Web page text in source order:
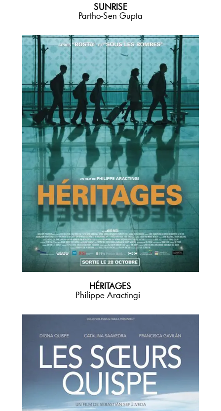
SUNRISE
Partho-Sen Gupta
HÉRITAGES
Philippe Aractingi